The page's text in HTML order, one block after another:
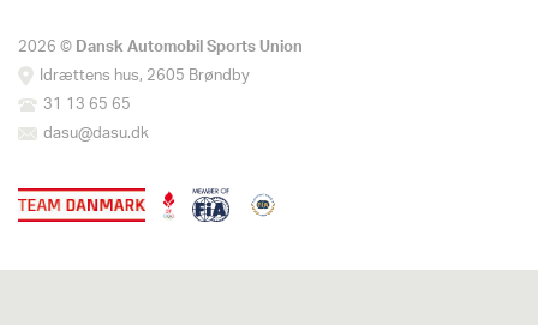
2026 ©Dansk Automobil Sports Union
Idrættens hus, 2605 Brøndby
31 13 65 65
dasu@dasu.dk